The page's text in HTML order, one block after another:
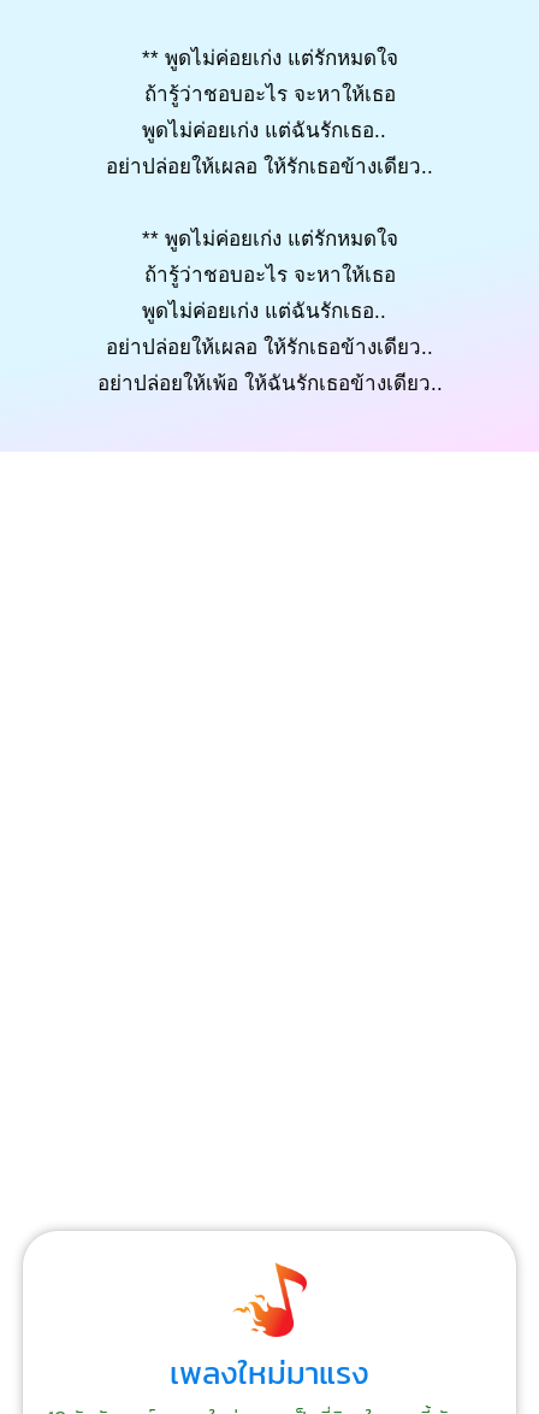
** พูดไม่ค่อยเก่ง แต่รักหมดใจ
ถ้ารู้ว่าชอบอะไร จะหาให้เธอ
พูดไม่ค่อยเก่ง แต่ฉันรักเธอ..
อย่าปล่อยให้เผลอ ให้รักเธอข้างเดียว..
** พูดไม่ค่อยเก่ง แต่รักหมดใจ
ถ้ารู้ว่าชอบอะไร จะหาให้เธอ
พูดไม่ค่อยเก่ง แต่ฉันรักเธอ..
อย่าปล่อยให้เผลอ ให้รักเธอข้างเดียว..
อย่าปล่อยให้เพ้อ ให้ฉันรักเธอข้างเดียว..
เพลงใหม่มาแรง